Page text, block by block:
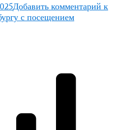
Добавить комментарий к
с посещением